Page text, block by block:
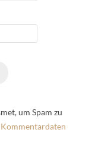
um Spam zu